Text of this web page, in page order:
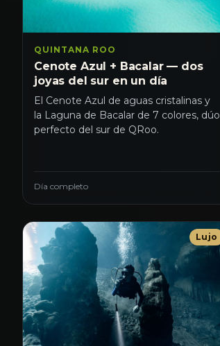
QUINTANA ROO
Cenote Azul + Bacalar — dos
joyas del sur en un día
El Cenote Azul de aguas cristalinas y
la Laguna de Bacalar de 7 colores, dúo
perfecto del sur de QRoo.
Día completo
Lujo